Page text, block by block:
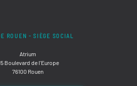
ROUEN - SIÈGE SOCIAL
Atrium
Boulevard de l'Europe
76100 Rouen